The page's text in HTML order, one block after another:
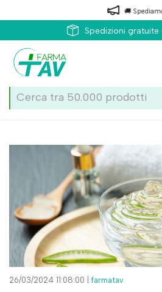
🚚 Spediamo
Spedizioni
26/03/2024 11:08:00 | farmatav